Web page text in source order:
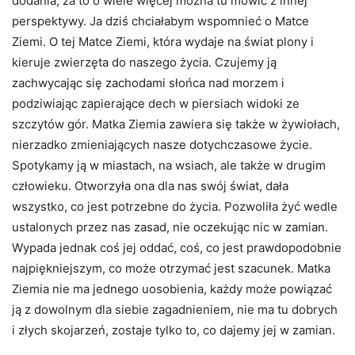
perspektywy. Ja dziś chciałabym wspomnieć o Matce
Ziemi. O tej Matce Ziemi, która wydaje na świat plony i
kieruje zwierzęta do naszego życia. Czujemy ją
zachwycając się zachodami słońca nad morzem i
podziwiając zapierające dech w piersiach widoki ze
szczytów gór. Matka Ziemia zawiera się także w żywiołach,
nierzadko zmieniających nasze dotychczasowe życie.
Spotykamy ją w miastach, na wsiach, ale także w drugim
człowieku. Otworzyła ona dla nas swój świat, dała
wszystko, co jest potrzebne do życia. Pozwoliła żyć wedle
ustalonych przez nas zasad, nie oczekując nic w zamian.
Wypada jednak coś jej oddać, coś, co jest prawdopodobnie
najpiękniejszym, co może otrzymać jest szacunek. Matka
Ziemia nie ma jednego uosobienia, każdy może powiązać
ją z dowolnym dla siebie zagadnieniem, nie ma tu dobrych
i złych skojarzeń, zostaje tylko to, co dajemy jej w zamian.